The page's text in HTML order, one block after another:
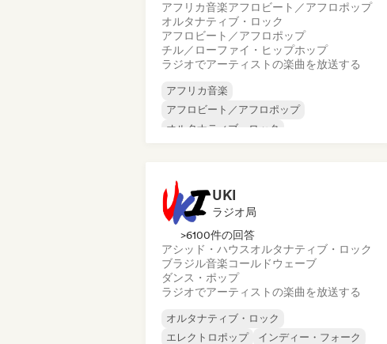
アフリカ音楽アフロビート／アフロポップ
オルタナティブ・ロック
アフロビート／アフロポップ
チル／ローファイ・ヒップホップ
ラジオでアーティストの楽曲を放送する
アフリカ音楽
アフロビート／アフロポップ
オルタナティブ・ロック
ワールド・ポップ
UKI
ラジオ局
>6100件の回答
アシッド・ハウスオルタナティブ・ロック
ブラジル音楽コールドウェーブ
ダンス・ポップ
ラジオでアーティストの楽曲を放送する
オルタナティブ・ロック
エレクトロポップ
インディー・フォーク